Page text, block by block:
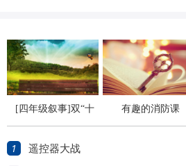
[四年级叙事]双“十
一”采访
有趣的消防课
1 遥控器大战